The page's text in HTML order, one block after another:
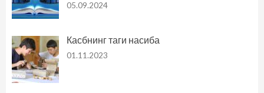
05.09.2024
Касбнинг таги насиба
01.11.2023